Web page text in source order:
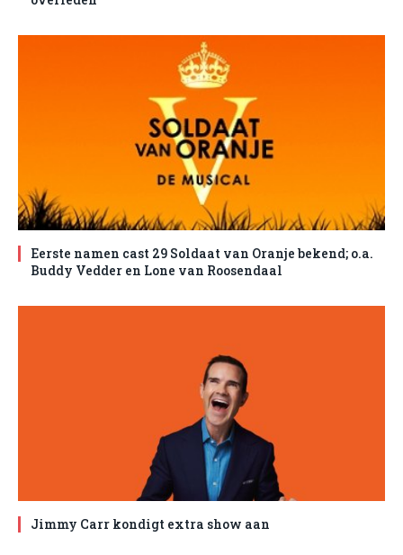
Eerste namen cast 29 Soldaat van Oranje bekend; o.a.
Buddy Vedder en Lone van Roosendaal
Jimmy Carr kondigt extra show aan